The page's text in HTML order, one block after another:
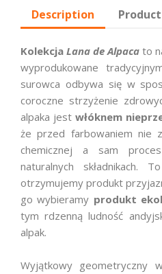
Description
Kolekcja Lana de Alpaca to
wyprodukowane
surowca odbywa się w
coroczne strzyżenie
alpaka jest włóknem
że przed farbowaniem nie
chemicznej a sam
naturalnych składnikach.
otrzymujemy produkt
go wybieramy produkt
tym rdzenną ludność
alpak.
Wyjątkowy geometryczny